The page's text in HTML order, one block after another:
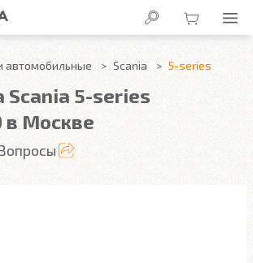
автомобильные Scania 5-series
Scania 5-series
в Москве